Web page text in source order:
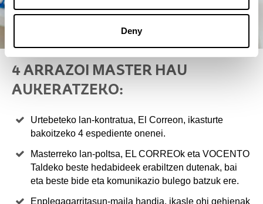
Deny
4 ARRAZOI MASTER HAU
AUKERATZEKO:
Urtebeteko lan-kontratua, El Correon, ikasturte
bakoitzeko 4 espediente onenei.
Masterreko lan-poltsa, EL CORREOk eta VOCENTO
Taldeko beste hedabideek erabiltzen dutenak, bai
eta beste bide eta komunikazio bulego batzuk ere.
Enplegagarritasun-maila handia, ikasle ohi gehienak